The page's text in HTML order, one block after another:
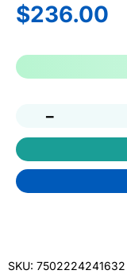
$236.00
−
SKU: 7502224241632